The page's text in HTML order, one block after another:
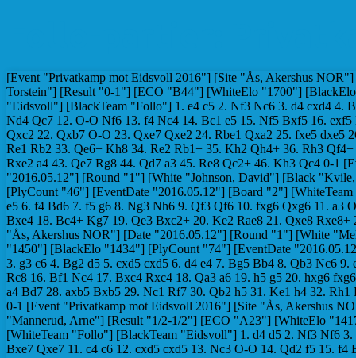
[Event "Privatkamp mot Eidsvoll 2016"] [Site "Ås, Akershus NOR"] [Date "2016.05.12"] [Round "1"] [White "Aasgaard, Frode"] [Black "Furnes, Torstein"] [Result "0-1"] [ECO "B44"] [WhiteElo "1700"] [BlackElo "1644"] [PlyCount "92"] [EventDate "2016.05.12"] [Board "1"] [WhiteTeam "Eidsvoll"] [BlackTeam "Follo"] 1. e4 c5 2. Nf3 Nc6 3. d4 cxd4 4. Bc4 e6 5. Nxd4 Qb6 6. Nb5 Ne5 7. Be2 a6 8. Bf4 d6 9. Be3 Qc6 10. N1c3 Bd7 11. Nd4 Qc7 12. O-O Nf6 13. f4 Nc4 14. Bc1 e5 15. Nf5 Bxf5 16. exf5 Nxb2 17. Bxb2 Qb6+ 18. Kh1 Qxb2 19. Nd5 Nxd5 20. Qxd5 Be7 21. Rab1 Qxc2 22. Qxb7 O-O 23. Qxe7 Qxe2 24. Rbe1 Qxa2 25. fxe5 dxe5 26. Rxe5 f6 27. Re6 a5 28. h4 Qc4 29. Rf3 Qxh4+ 30. Rh3 Qg4 31. Rf3 Rab8 32. Re1 Rb2 33. Qe6+ Kh8 34. Re2 Rb1+ 35. Kh2 Qh4+ 36. Rh3 Qf4+ 37. Rg3 Qc1 38. Rge3 Qc7+ 39. g3 Qc1 40. Re1 Rb2+ 41. R1e2 Rxe2+ 42. Rxe2 a4 43. Qe7 Rg8 44. Qd7 a3 45. Re8 Qc2+ 46. Kh3 Qc4 0-1 [Event "Privatkamp mot Eidsvoll 2016"] [Site "Ås, Akershus NOR"] [Date "2016.05.12"] [Round "1"] [White "Johnson, David"] [Black "Kvile, Odd Martin"] [Result "0-1"] [ECO "D20"] [WhiteElo "1449"] [BlackElo "1543"] [PlyCount "46"] [EventDate "2016.05.12"] [Board "2"] [WhiteTeam "Follo"] [BlackTeam "Eidsvoll"] 1. e4 e6 2. b3 Nc6 3. Bb2 d5 4. Nc3 d4 5. Nce2 e5 6. f4 Bd6 7. f5 g6 8. Ng3 Nh6 9. Qf3 Qf6 10. fxg6 Qxg6 11. a3 O-O 12. h3 f5 13. Nxf5 Nxf5 14. exf5 Bxf5 15. d3 e4 16. dxe4 Bg3+ 17. Kd1 Bxe4 18. Bc4+ Kg7 19. Qe3 Bxc2+ 20. Ke2 Rae8 21. Qxe8 Rxe8+ 22. Kf1 Bd3+ 23. Ne2 Qf5+ 0-1 [Event "Privatkamp mot Eidsvoll 2016"] [Site "Ås, Akershus NOR"] [Date "2016.05.12"] [Round "1"] [White "Melbye, Tor Vegard"] [Black "Ruud, Kjetil"] [Result "0-1"] [ECO "A23"] [WhiteElo "1450"] [BlackElo "1434"] [PlyCount "74"] [EventDate "2016.05.12"] [Board "3"] [WhiteTeam "Eidsvoll"] [BlackTeam "Follo"] 1. c4 e5 2. Nc3 Nf6 3. g3 c6 4. Bg2 d5 5. cxd5 cxd5 6. d4 e4 7. Bg5 Bb4 8. Qb3 Nc6 9. e3 Bxc3+ 10. bxc3 Na5 11. Qb4 b6 12. Ne2 h6 13. Bxf6 Qxf6 14. Nf4 Bb7 15. h4 Rc8 16. Bf1 Nc4 17. Bxc4 Rxc4 18. Qa3 a6 19. h5 g5 20. hxg6 fxg6 21. Rh2 b5 22. Kd2 Qc6 23. Rb1 Bc8 24. Rb4 g5 25. Ne2 Qd6 26. Qb3 Rc7 27. a4 Bd7 28. axb5 Bxb5 29. Nc1 Rf7 30. Qb2 h5 31. Ke1 h4 32. Rh1 Rhf8 33. gxh4 Rxf2 34. Qxf2 Rxf2 35. Kxf2 Qf6+ 36. Kg1 Qf1+ 37. Kh2 Qf2+ 0-1 [Event "Privatkamp mot Eidsvoll 2016"] [Site "Ås, Akershus NOR"] [Date "2016.05.12"] [Round "1"] [White "Brenden, Torbjørn"] [Black "Mannerud, Arne"] [Result "1/2-1/2"] [ECO "A23"] [WhiteElo "1417"] [BlackElo "1439"] [PlyCount "47"] [EventDate "2016.05.12"] [Board "4"] [WhiteTeam "Follo"] [BlackTeam "Eidsvoll"] 1. d4 d5 2. Nf3 Nf6 3. g3 e6 4. Bg2 b6 5. O-O Bb7 6. Bg5 Be7 7. a4 a5 8. Ne5 Nbd7 9. Nxd7 Nxd7 10. Bxe7 Qxe7 11. c4 c6 12. cxd5 cxd5 13. Nc3 O-O 14. Qd2 f5 15. f4 Ba6 16. Rf2 Rac8 17. e3 Nf6 18. h3 Ne4 19. Bxe4 dxe4 20. Ra3 Bc4 21. Ra1 Rfd8 22. Qe1 h5 23. h4 g6 24. Rh2 1/2-1/2 [Event "Privatkamp mot Eidsvoll 2016"] [Site "Ås, Akershus NOR"] [Date "2016.05.12"] [Round "1"] [White "Aasgaard, Kenneth"] [Black "Olsen, Trygve"] [Result "0-1"] [ECO "A40"] [WhiteElo "1278"] [BlackElo "1276"] [PlyCount "88"] [EventDate "2016.05.12"] [Board "5"] [WhiteTeam "Eidsvoll"] [BlackTeam "Follo"] 1. d4 b5 2. e3 a6 3. a3 d5 4. Nf3 Nc6 5. Bd3 Nf6 6. O-O Bg4 7. h3 Bh5 8. Nbd2 e5 9. Be2 e4 10. Nh2 Bg6 11. f3 Bd6 12. fxe4 Nxe4 13. Nxe4 dxe4 14. Ng4 O-O 15. b3 f5 16. Nh2 Bg3 17. Bh5 Qd6 18. Bxg6 Bxh2+ 19. Kh1 hxg6 20. a4 b4 21. Qe2 Bg3 22. Bd2 a5 23. Qc4+ Rf7 24. Be1 Bxe1 25. Raxe1 Raf8 26. Rf4 Ne7 27. Ref1 Nd5 28. Qe2 Nxf4 29. Rxf4 g5 30. Rf1 f4 31. Rg1 Qd5 32. Qe1 f3 33. Qf2 fxg2+ 34. Qxg2 Rf2 35. Qxg5 Qxg5 36. Rxg5 Rxc2 37. Rg2 Rc3 38. h4 Rxe3 39. Kh2 Rff3 40. Kg1 Rxb3 41. h5 Rh3 42. Rh2 Rxh2 43. Kxh2 Rf3 44. d5 b3 0-1 [Event "Privatkamp mot Eidsvoll 2016"] [Site "Ås, Akershus NOR"] [Date "2016.05.12"] [Round "1"] [White "Pettersen, Oda Mehlum"] [Black "Garmark, Vegard"] [Result "0-1"] [ECO "B20"] [BlackElo "1218"] [PlyCount "66"] [EventDate "2016.05.12"] [Board "6"] [WhiteTeam "Eidsvoll"] [BlackTeam "Follo"] 1. e4 c5 2. d3 d6 3. Bf4 Nf6 4. Bg5 Nbd7 5. Be2 g6 6. Qd2 Bg7 7. Bh6 Nxe4 8. dxe4 Bxb2 9. Bg7 Bxg7 10. c3 O-O 11. Nf3 a6 12. Bc4 b5 13. Bd5 Rb8 14. Ng5 Bb7 15. Bxb7 Rxb7 16. Qd5 Qc7 17. O-O Nf6 18. Qd2 h6 19. Nf3 Nxe4 20. Qe3 Nf6 21. Re1 b4 22. g3 Qc6 23. Kg2 bxc3 24. Nxc3 Nd5 25. Rac1 Nxe3+ 26. fxe3 Rb2+ 27. Ne2 Rfb8 28. Rc3 Rxa2 29. Rd3 Rbb2 30. Kf2 Qb5 31. Red1 Rxe2+ 32. Kf1 Rxe3 33. Kg1 Rxd3 0-1 [Event "Privatkamp mot Eidsvoll 2016"] [Site "Ås, Akershus NOR"] [Date "2016.05.12"] [Round "1"] [White "Bø, Martin"] [Black "Nagel, Emma"] [Result "1-0"] [ECO "A23"] [WhiteElo "1191"]